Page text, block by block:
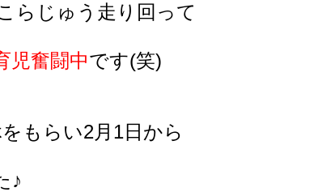
らじゅう走り回って
児奮闘中です(笑)
もらい2月1日から
♪